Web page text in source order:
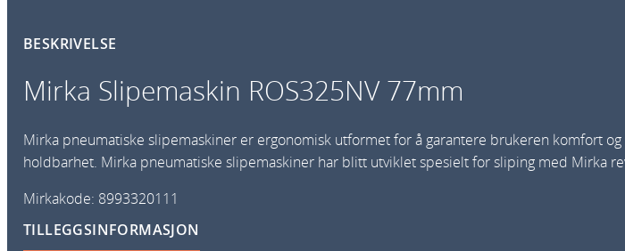
i
BESKRIVELSE
Mirka Slipemaskin ROS325NV 77mm
Mirka pneumatiske slipemaskiner er ergonomisk utformet for å garantere brukeren komfort
holdbarhet. Mirka pneumatiske slipemaskiner har blitt utviklet spesielt for sliping med Mirka
Mirkakode: 8993320111
TILLEGGSINFORMASJON